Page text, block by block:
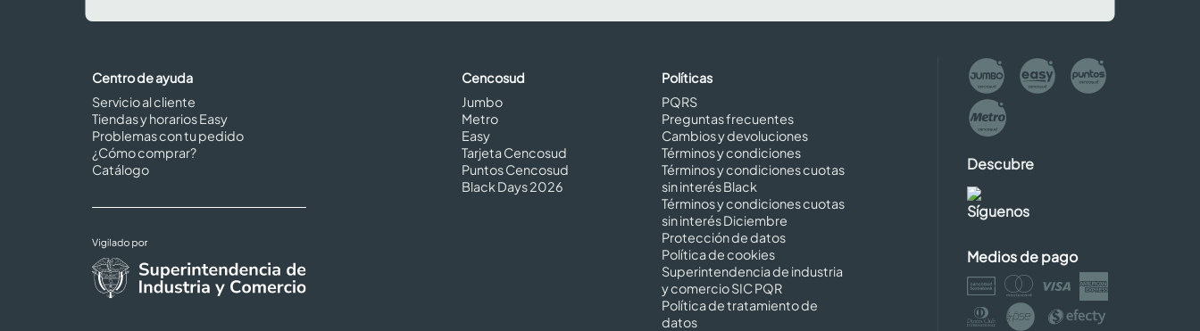
Centro de ayuda
Servicio al cliente
Tiendas y horarios Easy
Problemas con tu pedido
¿Cómo comprar?
Catálogo
Cencosud
Jumbo
Metro
Easy
Tarjeta Cencosud
Puntos Cencosud
Black Days 2026
Políticas
PQRS
Preguntas frecuentes
Cambios y devoluciones
Términos y condiciones
Términos y condiciones cuotas
sin interés Black
Términos y condiciones cuotas
sin interés Diciembre
Protección de datos
Política de cookies
Superintendencia de industria
y comercio SIC PQR
Política de tratamiento de
datos
Descubre
Síguenos
Medios de pago